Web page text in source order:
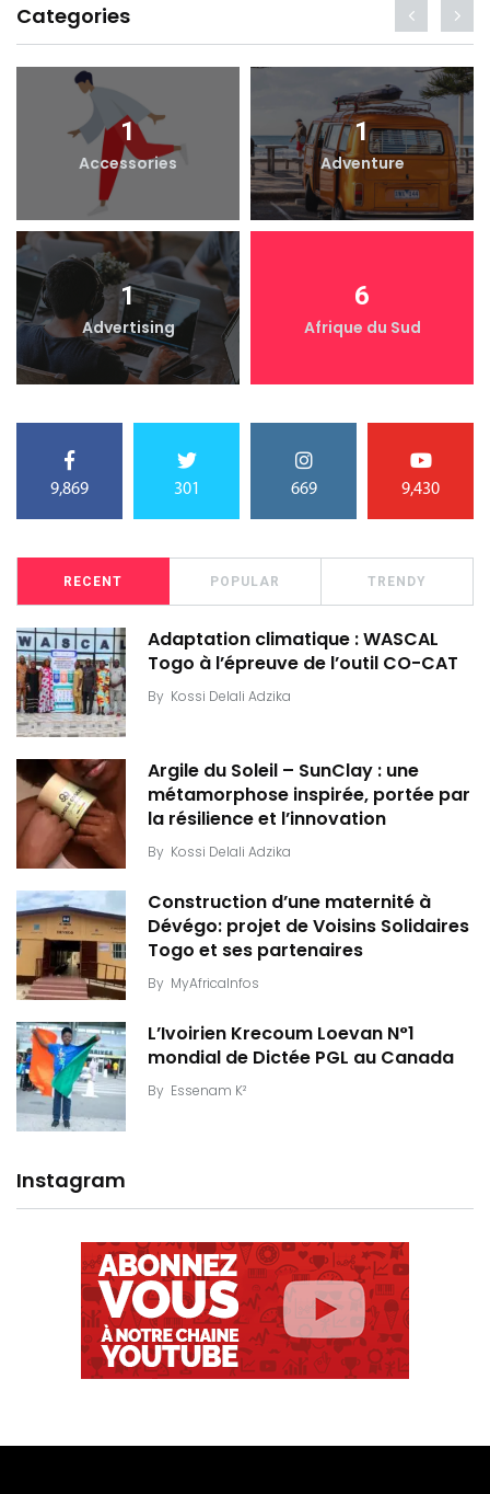
Categories
1
Accessories
1
Adventure
1
Advertising
6
Afrique du Sud
9,869 301 669 9,430
RECENT POPULAR TRENDY
Adaptation climatique : WASCAL
Togo à l’épreuve de l’outil CO-CAT
By Kossi Delali Adzika
Argile du Soleil – SunClay : une
métamorphose inspirée, portée par
la résilience et l’innovation
By Kossi Delali Adzika
Construction d’une maternité à
Dévégo: projet de Voisins Solidaires
Togo et ses partenaires
By MyAfricaInfos
L’Ivoirien Krecoum Loevan N°1
mondial de Dictée PGL au Canada
By Essenam K²
Instagram